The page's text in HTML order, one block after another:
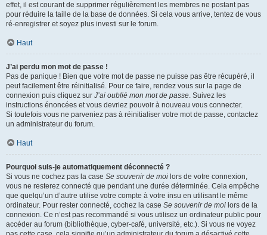
effet, il est courant de supprimer régulièrement les membres ne postant pas
pour réduire la taille de la base de données. Si cela vous arrive, tentez de vous
ré-enregistrer et soyez plus investi sur le forum.
Haut
J’ai perdu mon mot de passe !
Pas de panique ! Bien que votre mot de passe ne puisse pas être récupéré, il
peut facilement être réinitialisé. Pour ce faire, rendez vous sur la page de
connexion puis cliquez sur J’ai oublié mon mot de passe. Suivez les
instructions énoncées et vous devriez pouvoir à nouveau vous connecter.
Si toutefois vous ne parveniez pas à réinitialiser votre mot de passe, contactez
un administrateur du forum.
Haut
Pourquoi suis-je automatiquement déconnecté ?
Si vous ne cochez pas la case Se souvenir de moi lors de votre connexion,
vous ne resterez connecté que pendant une durée déterminée. Cela empêche
que quelqu’un d’autre utilise votre compte à votre insu en utilisant le même
ordinateur. Pour rester connecté, cochez la case Se souvenir de moi lors de la
connexion. Ce n’est pas recommandé si vous utilisez un ordinateur public pour
accéder au forum (bibliothèque, cyber-café, université, etc.). Si vous ne voyez